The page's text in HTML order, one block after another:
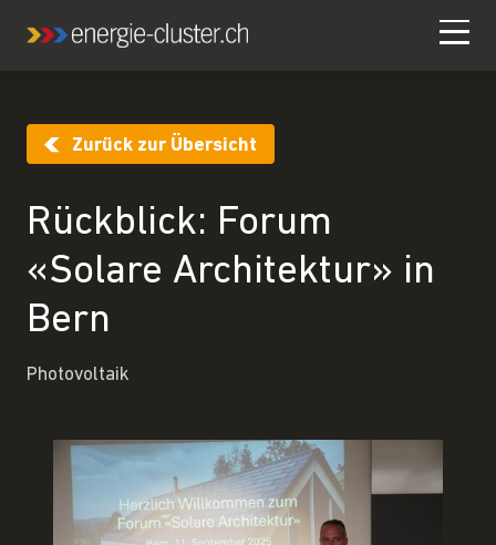
Zurück zur Übersicht
Rückblick: Forum
«Solare Architektur» in
Bern
Photovoltaik